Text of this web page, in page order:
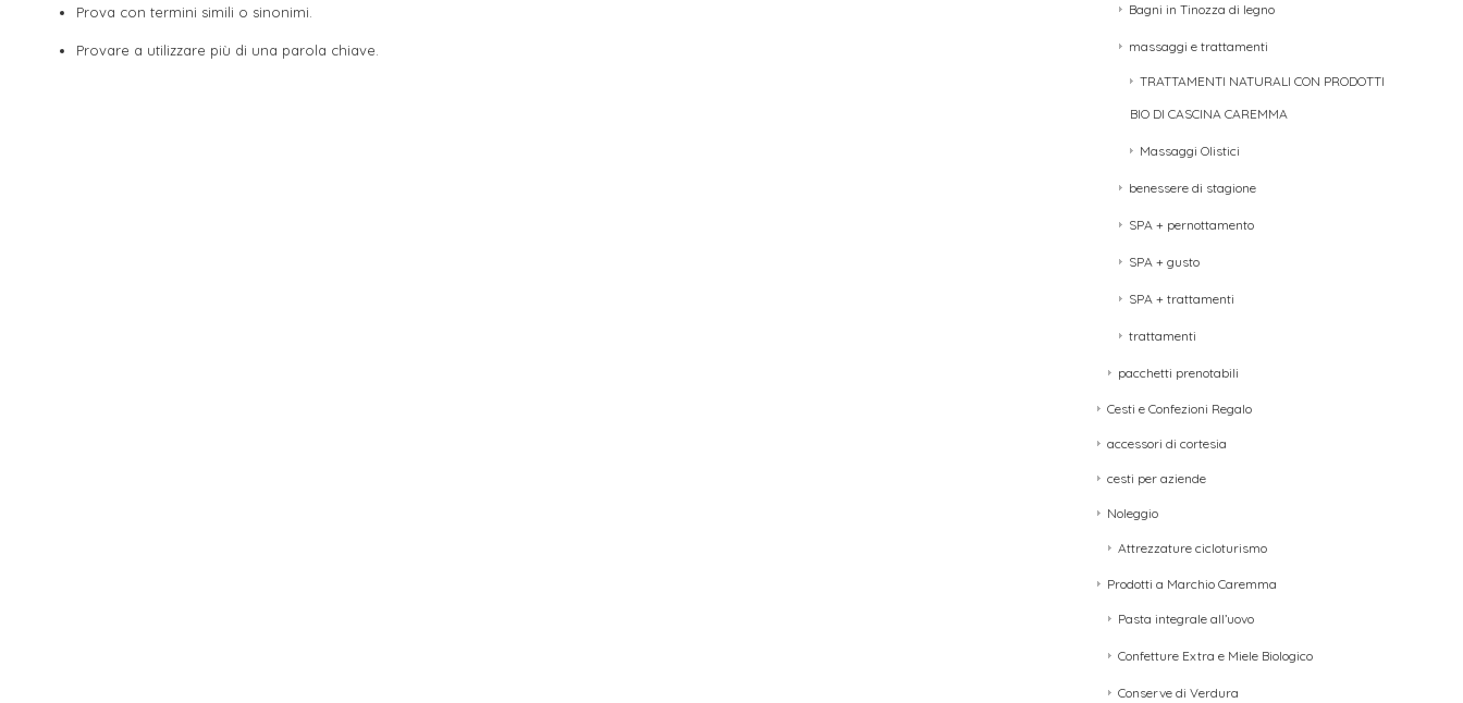
Prova con termini simili o sinonimi.
Provare a utilizzare più di una parola chiave.
Bagni in Tinozza di legno
massaggi e trattamenti
TRATTAMENTI NATURALI CON PRODOTTI
BIO DI CASCINA CAREMMA
Massaggi Olistici
benessere di stagione
SPA + pernottamento
SPA + gusto
SPA + trattamenti
trattamenti
pacchetti prenotabili
Cesti e Confezioni Regalo
accessori di cortesia
cesti per aziende
Noleggio
Attrezzature cicloturismo
Prodotti a Marchio Caremma
Pasta integrale all’uovo
Confetture Extra e Miele Biologico
Conserve di Verdura